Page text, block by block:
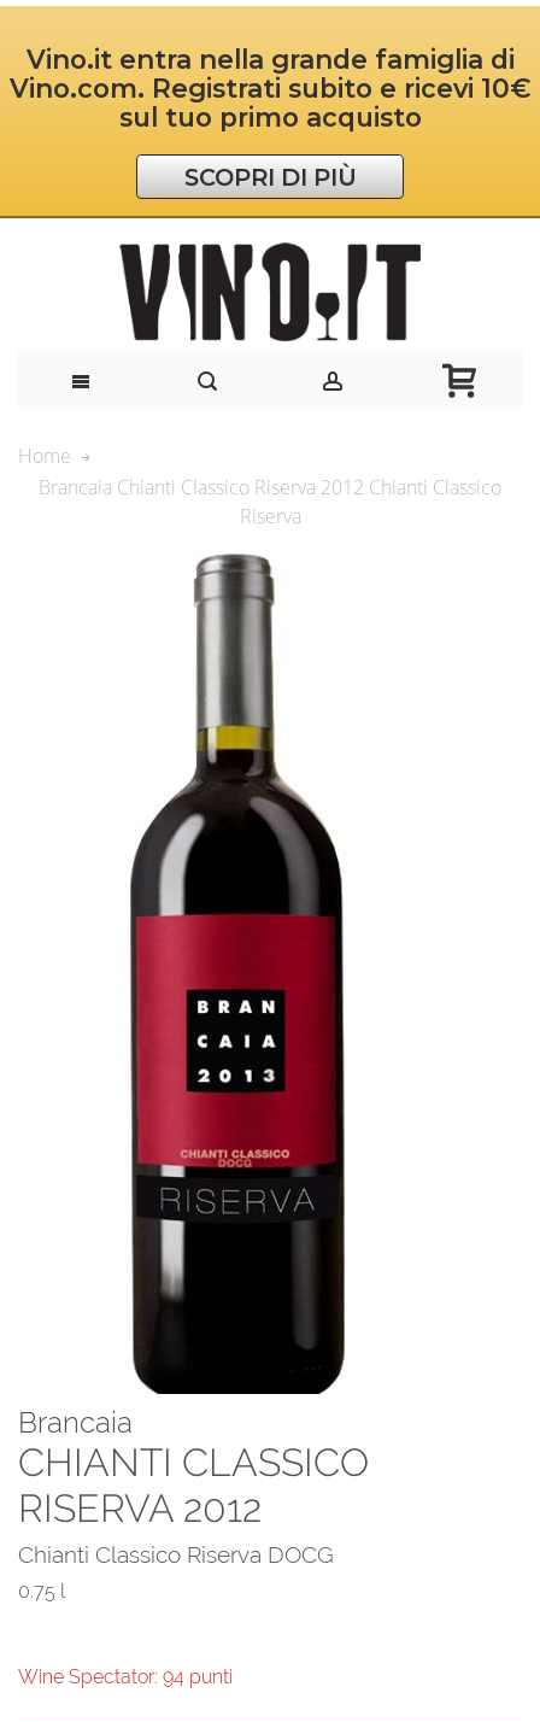
Vino.it entra nella grande famiglia di
Vino.com. Registrati subito e ricevi 10€
sul tuo primo acquisto
SCOPRI DI PIÙ
Home
Brancaia Chianti Classico Riserva 2012 Chianti Classico
Riserva
Brancaia
CHIANTI CLASSICO
RISERVA 2012
Chianti Classico Riserva DOCG
0.75 l
Wine Spectator: 94 punti